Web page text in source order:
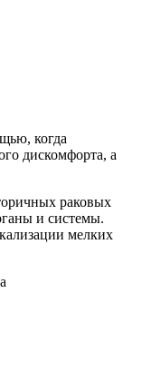
когда
дискомфорта, а
раковых
и системы.
мелких